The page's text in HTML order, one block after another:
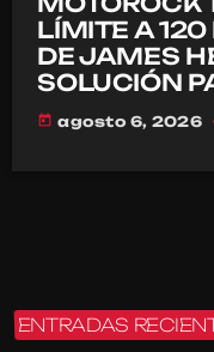
LÍMITE A
DE JAMES
SOLUCIÓN
today agosto 6, 2026
ENTRADAS